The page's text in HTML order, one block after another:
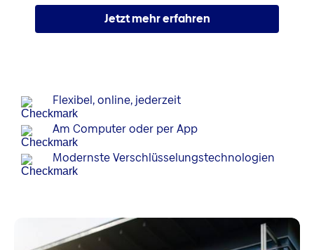
Jetzt mehr erfahren
Flexibel, online, jederzeit
Am Computer oder per App
Modernste Verschlüsselungstechnologien